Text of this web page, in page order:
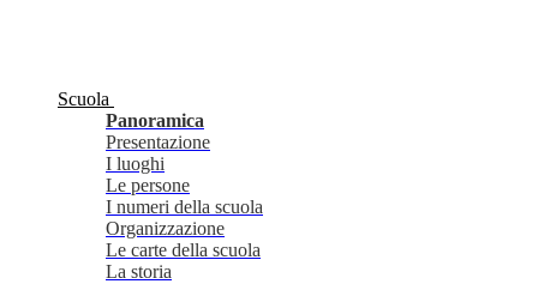
Scuola
Panoramica
Presentazione
I luoghi
Le persone
I numeri della scuola
Organizzazione
Le carte della scuola
La storia